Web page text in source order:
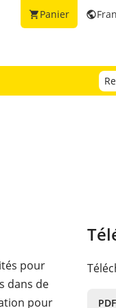
public
shopping_cartPanier
pour
dans de
pour